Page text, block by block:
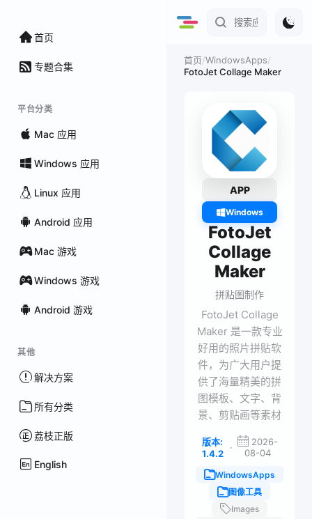
首页
专题合集
平台分类
Mac 应用
Windows 应用
Linux 应用
Android 应用
Mac 游戏
Windows 游戏
Android 游戏
其他
解决方案
所有分类
荔枝正版
English
首页/WindowsApps/
FotoJet Collage Maker
APP
Windows
FotoJet
Collage
Maker
拼贴图制作
FotoJet Collage
Maker 是一款专业
好用的照片拼贴软
件，为广大用户提
供了海量精美的拼
图模板、文字、背
景、剪贴画等素材
版本:
1.4.2
·
2026-
08-04
WindowsApps
图像工具
Images